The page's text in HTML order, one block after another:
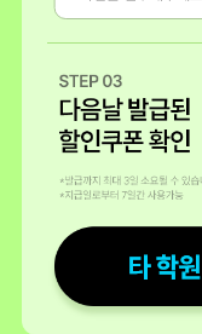
이번에 관세사 시험을
해커스에서 진
물론 어려
해보고 싶
관세사무소
관세법에 대한 궁금증